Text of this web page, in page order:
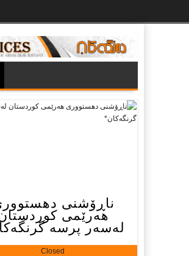
ناڕۆشنی
هه‌رێمی
له‌سه‌ر پرسه‌
Closed